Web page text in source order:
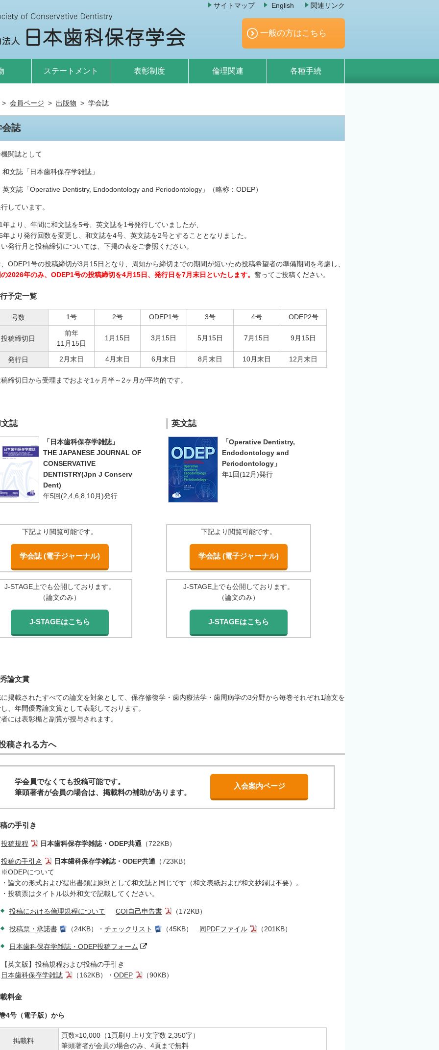
サイトマップ English 関連リンク
一般の方はこちら
ステートメント 表彰制度 倫理関連 各種手続
会員ページ 出版物 学会誌
会誌
関誌として
和文誌「日本歯科保存学雑誌」
英文誌「Operative Dentistry, Endodontology and Periodontology」（略称：ODEP）
しています。
年より、年間に和文誌を5号、英文誌を1号発行していましたが、
年より発行回数を変更し、和文誌を4号、英文誌を2号とすることとなりました。
発行月と投稿締切については、下掲の表をご参照ください。
ODEP1号の投稿締切が3月15日となり、周知から締切までの期間が短いため投稿希望者の準備期間を考慮し、
2026年のみ、ODEP1号の投稿締切を4月15日、発行日を7月末日といたします。 奮ってご投稿ください。
予定一覧
号数 1号 2号 ODEP1号 3号 4号 ODEP2号
投稿締切日
前年
11月15日
1月15日 3月15日 5月15日 7月15日 9月15日
発行日 2月末日 4月末日 6月末日 8月末日 10月末日 12月末日
締切日から受理までおよそ1ヶ月半～2ヶ月が平均的です。
誌
「日本歯科保存学雑誌」
THE JAPANESE JOURNAL OF
CONSERVATIVE
DENTISTRY(Jpn J Conserv
Dent)
年5回(2,4,6,8,10月)発行
下記より閲覧可能です。
学会誌 (電子ジャーナル)
J-STAGE上でも公開しております。
（論文のみ）
J-STAGEはこちら
英文誌
「Operative Dentistry,
Endodontology and
Periodontology」
年1回(12月)発行
下記より閲覧可能です。
学会誌 (電子ジャーナル)
J-STAGE上でも公開しております。
（論文のみ）
J-STAGEはこちら
論文賞
掲載されたすべての論文を対象として、保存修復学・歯内療法学・歯周病学の3分野から毎巻それぞれ1論文を
、年間優秀論文賞として表彰しております。
には表彰楯と副賞が授与されます。
稿される方へ
学会員でなくても投稿可能です。
筆頭著者が会員の場合は、掲載料の補助があります。
入会案内ページ
の手引き
投稿規程 日本歯科保存学雑誌・ODEP共通 （722KB）
投稿の手引き 日本歯科保存学雑誌・ODEP共通 （723KB）
※ODEPについて
・論文の形式および提出書類は原則として和文誌と同じです（和文表紙および和文抄録は不要）。
・投稿票はタイトル以外和文で記載してください。
投稿における倫理規程について COI自己申告書 （172KB）
投稿票・承諾書 （24KB）・ チェックリスト （45KB） 同PDFファイル （201KB）
日本歯科保存学雑誌・ODEP投稿フォーム
【英文版】投稿規程および投稿の手引き
日本歯科保存学雑誌
（162KB）・ ODEP （90KB）
料金
4号（電子版）から
掲載料
頁数×10,000（1頁刷り上り文字数 2,350字）
筆頭著者が会員の場合のみ、4頁まで無料